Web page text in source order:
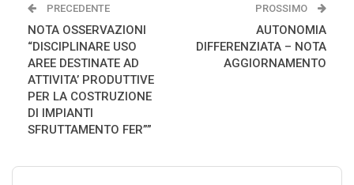
PRECEDENTE
NOTA OSSERVAZIONI
“DISCIPLINARE USO
AREE DESTINATE AD
ATTIVITA’ PRODUTTIVE
PER LA COSTRUZIONE
DI IMPIANTI
SFRUTTAMENTO FER””
PROSSIMO
AUTONOMIA
DIFFERENZIATA – NOTA
AGGIORNAMENTO